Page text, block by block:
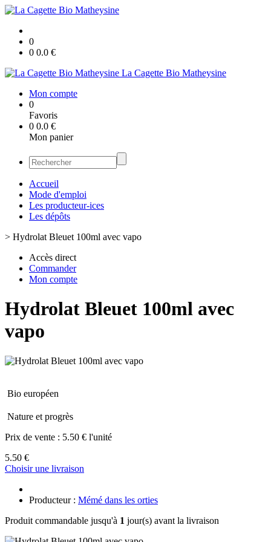
0
0 0.0 €
La Cagette Bio Matheysine
Mon compte
0
Favoris
0 0.0 €
Mon panier
Accueil
Mode d'emploi
Les producteur-ices
Les dépôts
> Hydrolat Bleuet 100ml avec vapo
Accès direct
Commander
Mon compte
Hydrolat Bleuet 100ml avec
vapo
Bio européen
Nature et progrès
Prix de vente : 5.50 € l'unité
5.50 €
Choisir une livraison
Producteur : Mémé dans les orties
Produit commandable jusqu'à 1 jour(s) avant la livraison